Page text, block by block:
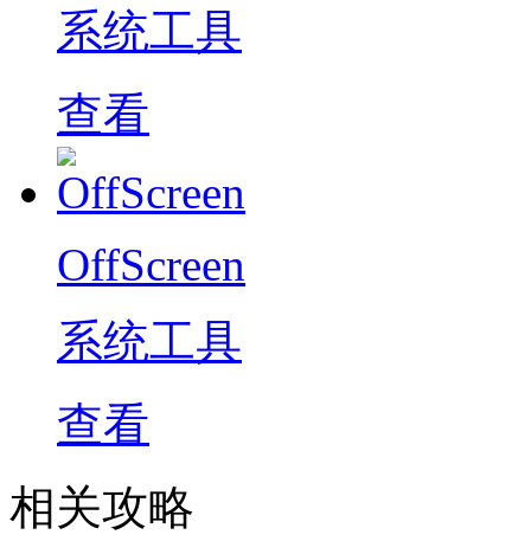
系统工具
查看
OffScreen
系统工具
查看
相关攻略